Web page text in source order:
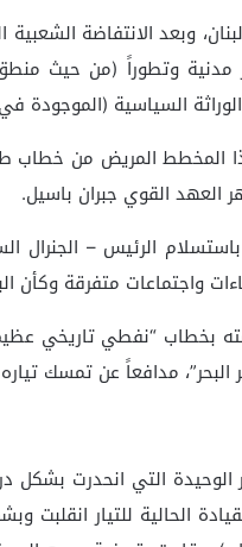
وبعد الانتفاضة
مدنية وتطوراً (من حيث
السياسية (الموجودة
المخطط المريض من خطاب
العهد القوي جبران باسيل.
الرئيس – الجنرال
واجتماعات متفرقة وكأن
بخطاب “نفطي تاريخي
مدافعاً عن تمسك
الوحيدة التي انحدرت
الحالية للتيار انقلبت